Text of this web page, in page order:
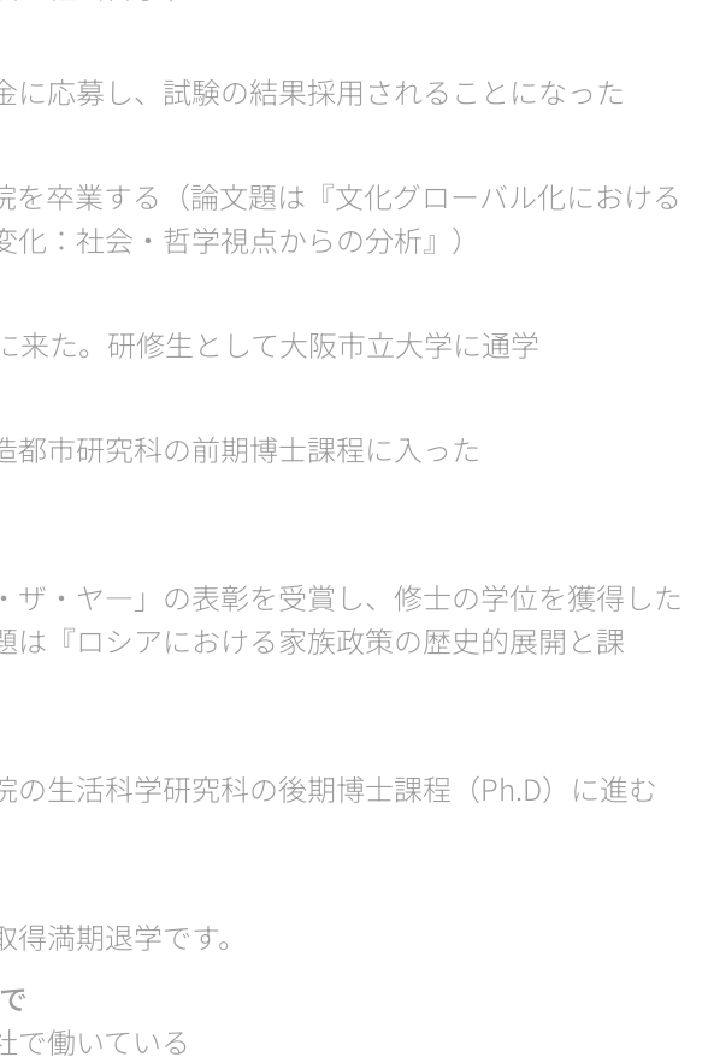
に応募し、試験の結果採用されることになった
を卒業する（論文題は『文化グローバル化における
：社会・哲学視点からの分析』）
来た。研修生として大阪市立大学に通学
都市研究科の前期博士課程に入った
ザ・ヤ―」の表彰を受賞し、修士の学位を獲得した
は『ロシアにおける家族政策の歴史的展開と課
の生活科学研究科の後期博士課程（Ph.D）に進む
満期退学です。
で働いている